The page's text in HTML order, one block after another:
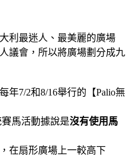
利最迷人、最美麗的廣場
議會，所以將廣場劃分成九
年7/2和8/16舉行的【Palio無
馬活動據說是沒有使用馬
在扇形廣場上一較高下